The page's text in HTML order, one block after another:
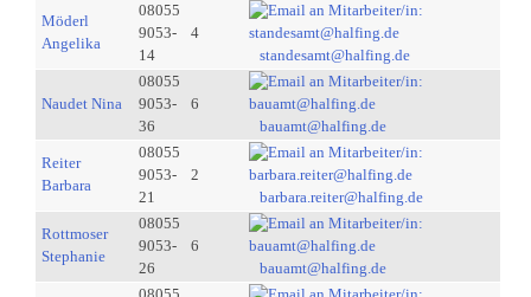
Möderl
Angelika
08055
9053-
14
4
standesamt@halfing.de
Naudet Nina
08055
9053-
36
6
bauamt@halfing.de
Reiter
Barbara
08055
9053-
21
2
barbara.reiter@halfing.de
Rottmoser
Stephanie
08055
9053-
26
6
bauamt@halfing.de